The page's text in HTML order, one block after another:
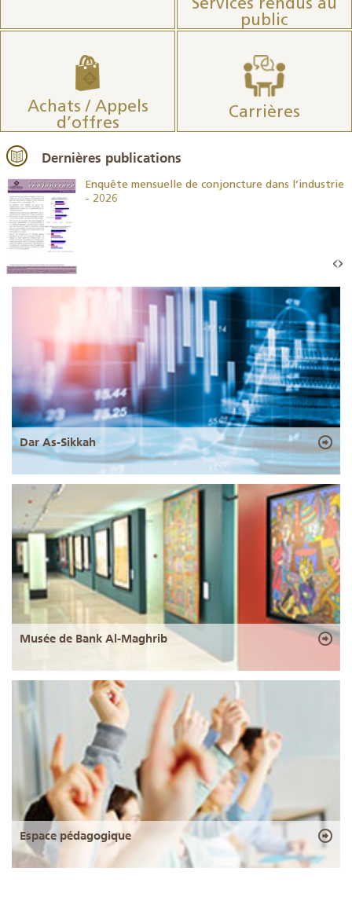
Services rendus au
public
Achats / Appels
d’offres
Carrières
Dernières publications
Enquête mensuelle de conjoncture dans l’industrie
- 2026
Dar As-Sikkah
Musée de Bank Al-Maghrib
Espace pédagogique